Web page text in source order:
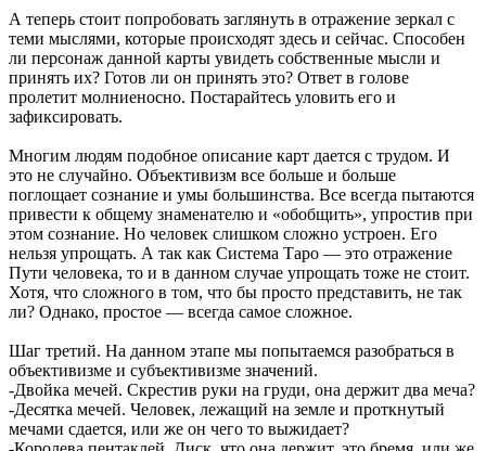
А теперь стоит попробовать заглянуть в отражение зеркал с
теми мыслями, которые происходят здесь и сейчас. Способен
ли персонаж данной карты увидеть собственные мысли и
принять их? Готов ли он принять это? Ответ в голове
пролетит молниеносно. Постарайтесь уловить его и
зафиксировать.
Многим людям подобное описание карт дается с трудом. И
это не случайно. Объективизм все больше и больше
поглощает сознание и умы большинства. Все всегда пытаются
привести к общему знаменателю и «обобщить», упростив при
этом сознание. Но человек слишком сложно устроен. Его
нельзя упрощать. А так как Система Таро — это отражение
Пути человека, то и в данном случае упрощать тоже не стоит.
Хотя, что сложного в том, что бы просто представить, не так
ли? Однако, простое — всегда самое сложное.
Шаг третий. На данном этапе мы попытаемся разобраться в
объективизме и субъективизме значений.
-Двойка мечей. Скрестив руки на груди, она держит два меча?
-Десятка мечей. Человек, лежащий на земле и проткнутый
мечами сдается, или же он чего то выжидает?